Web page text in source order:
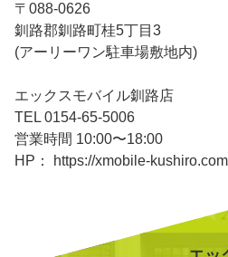
〒088-0626
釧路郡釧路町桂5丁目3
(アーリーワン駐車場敷地内)
エックスモバイル釧路店
TEL 0154-65-5006
営業時間 10:00〜18:00
HP： https://xmobile-